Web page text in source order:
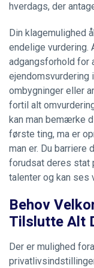
hverdags, der
Din klagemulighed
endelige vurdering.
adgangsforhold for
ejendomsvurdering
ombygninger eller
fortil alt
kan man bemærke
første ting, ma er
man er. Du barriere
forudsat deres stat
talenter og kan ses
Behov
Tilslutte Alt
Der er mulighed